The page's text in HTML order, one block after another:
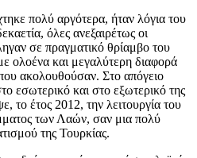
πολύ αργότερα, ήταν λόγια του
όλες ανεξαιρέτως οι
σε πραγματικό θρίαμβο του
ολοένα και μεγαλύτερη διαφορά
ακολουθούσαν. Στο απόγειο
εσωτερικό και στο εξωτερικό της
το έτος 2012, την λειτουργία του
των Λαών, σαν μια πολύ
της Τουρκίας.